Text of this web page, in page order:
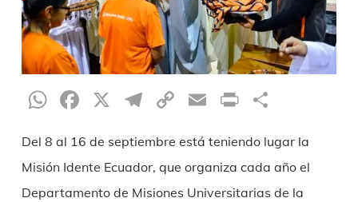
WhatsApp
Facebook
X Telegram
CopyEmailPrint
Del 8 al 16 de septiembre está teniendo lugar la
Misión Idente Ecuador, que organiza cada año el
Departamento de Misiones Universitarias de la